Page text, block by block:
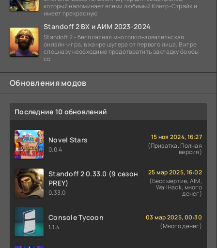
который напоминает всеми любимый Контр-Страйк и
имеет прекрасную
Standoff 2 ВХ и АИМ 2023-2024
Standoff 2 - бесплатная многопользовательская
онлайн-игра, в жанре шутера от первого лица. В игре
спецназу необходимо предотвратить закладку бомбы
со
Обновления модов
Последние 10 обновлений
Novel Stars
0.0.4
15 ноя 2024, 16:27
(Приватка. Полная
версия)
Standoff 2 0.33.0 (9 сезон
PREY)
0.33.0
25 мар 2025, 16:02
(Бессмертие, AIM,
WallHack, много
денег)
Console Tycoon
1.1.4
03 мар 2025, 00:30
(Много денег)